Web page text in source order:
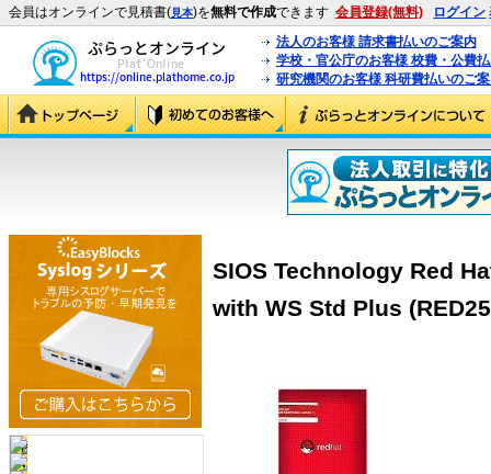
会員はオンラインで見積書(見本)を無料で作成できます 会員登録(無料) ログイン
法人のお客様 請求書払いのご案内
学校・官公庁のお客様 校費・公費
研究機関のお客様 科研費払いのご
SIOS Technology Red
with WS Std Plus